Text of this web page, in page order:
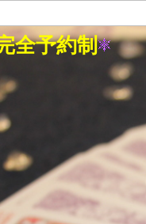
全予約制
は